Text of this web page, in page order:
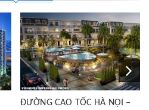
ĐƯỜNG CAO TỐC HÀ NỘI –